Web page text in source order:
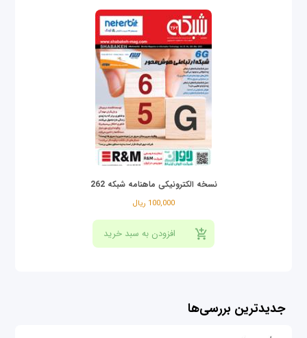
نسخه الکترونیکی ماهنامه شبکه 262
100,000 ریال
جدیدترین بررسی‌ها